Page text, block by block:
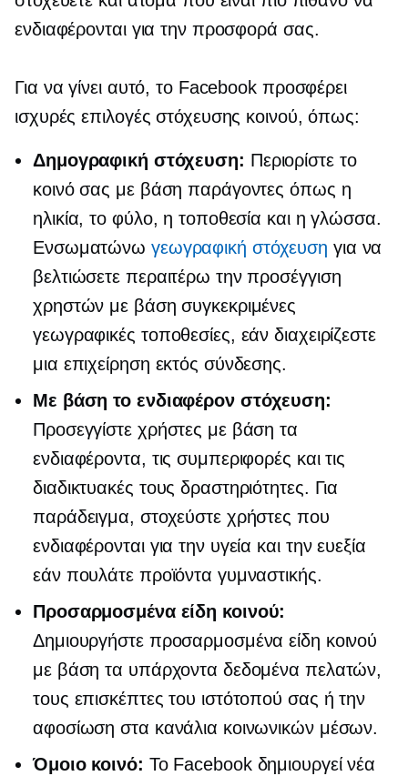
ενδιαφέρονται για την προσφορά σας.
Για να γίνει αυτό, το Facebook προσφέρει
ισχυρές επιλογές στόχευσης κοινού, όπως:
Δημογραφική στόχευση: Περιορίστε το
κοινό σας με βάση παράγοντες όπως η
ηλικία, το φύλο, η τοποθεσία και η γλώσσα.
Ενσωματώνω γεωγραφική στόχευση για να
βελτιώσετε περαιτέρω την προσέγγιση
χρηστών με βάση συγκεκριμένες
γεωγραφικές τοποθεσίες, εάν διαχειρίζεστε
μια επιχείρηση εκτός σύνδεσης.
Με βάση το ενδιαφέρονστόχευση:
Προσεγγίστε χρήστες με βάση τα
ενδιαφέροντα, τις συμπεριφορές και τις
διαδικτυακές τους δραστηριότητες. Για
παράδειγμα, στοχεύστε χρήστες που
ενδιαφέρονται για την υγεία και την ευεξία
εάν πουλάτε προϊόντα γυμναστικής.
Προσαρμοσμένα είδη κοινού:
Δημιουργήστε προσαρμοσμένα είδη κοινού
με βάση τα υπάρχοντα δεδομένα πελατών,
τους επισκέπτες του ιστότοπού σας ή την
αφοσίωση στα κανάλια κοινωνικών μέσων.
Όμοιο κοινό: Το Facebook δημιουργεί νέα